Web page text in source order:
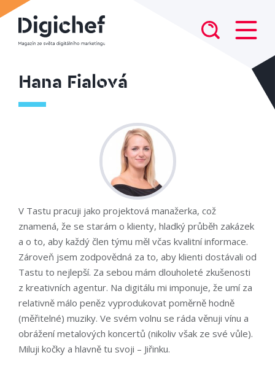
Hana Fialová
V Tastu pracuji jako projektová manažerka, což
znamená, že se starám o klienty, hladký průběh zakázek
a o to, aby každý člen týmu měl včas kvalitní informace.
Zároveň jsem zodpovědná za to, aby klienti dostávali od
Tastu to nejlepší. Za sebou mám dlouholeté zkušenosti
z kreativních agentur. Na digitálu mi imponuje, že umí za
relativně málo peněz vyprodukovat poměrně hodně
(měřitelné) muziky. Ve svém volnu se ráda věnuji vínu a
obrážení metalových koncertů (nikoliv však ze své vůle).
Miluji kočky a hlavně tu svoji – Jiřinku.